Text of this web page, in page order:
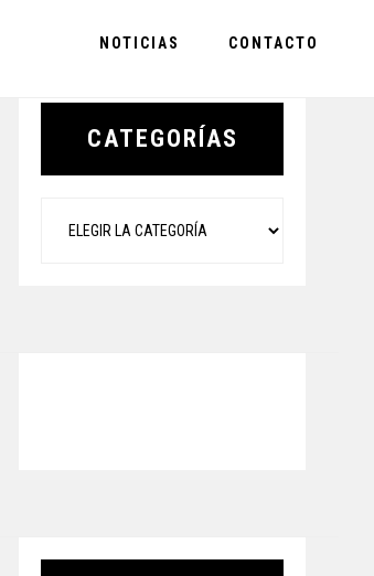
NOTICIAS CONTACTO
Primary
CATEGORÍAS